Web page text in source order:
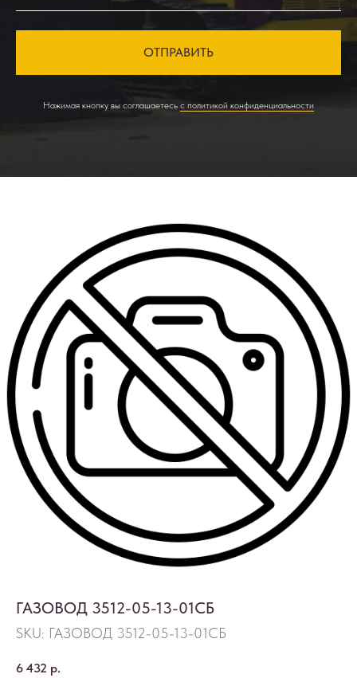
ОТПРАВИТЬ
Нажимая кнопку вы соглашаетесь с политикой конфиденциальности
ГАЗОВОД 3512-05-13-01СБ
SKU: ГАЗОВОД 3512-05-13-01СБ
6 432 р.